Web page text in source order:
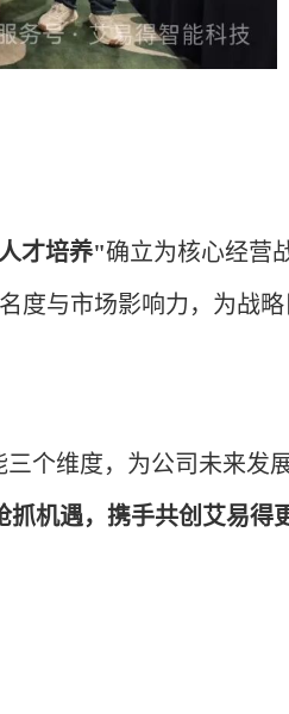
才培养"确立为核心经营
与市场影响力，为战略
个维度，为公司未来发
机遇，携手共创艾易得